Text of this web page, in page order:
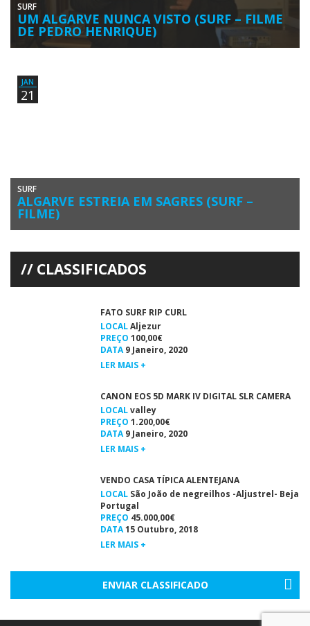
SURF
UM ALGARVE NUNCA VISTO (SURF – FILME
DE PEDRO HENRIQUE)
Presidente da Câmara de Vila do Bispo, Adelino Soares, com o
JAN
21
SURF
ALGARVE ESTREIA EM SAGRES (SURF –
FILME)
O lado mais puro do Algarve numa aventura em busca das ondas
CLASSIFICADOS
FATO SURF RIP CURL
LOCALAljezur
PREÇO 100,00€
DATA9 Janeiro, 2020
LER MAIS +
CANON EOS 5D MARK IV DIGITAL SLR CAMERA
LOCALvalley
PREÇO 1.200,00€
DATA9 Janeiro, 2020
LER MAIS +
VENDO CASA TÍPICA ALENTEJANA
LOCAL São João de negreilhos -Aljustrel- Beja
Portugal
PREÇO 45.000,00€
DATA15 Outubro, 2018
LER MAIS +
ENVIAR CLASSIFICADO